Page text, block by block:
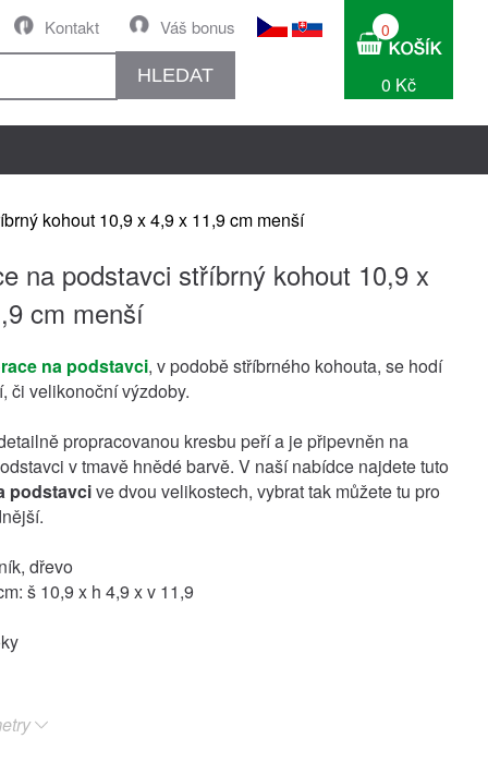
Váš bonus
Kontakt
HLEDAT
0
0 Kč
kohout 10,9 x 4,9 x 11,9 cm menší
na podstavci stříbrný kohout 10,9 x
cm menší
na podstavci, v podobě stříbrného kohouta, se hodí
či velikonoční výzdoby.
propracovanou kresbu peří a je připevněn na
v tmavě hnědé barvě. V naší nabídce najdete tuto
podstavcive dvou velikostech, vybrat tak můžete tu pro
dřevo
š 10,9 x h 4,9 x v 11,9